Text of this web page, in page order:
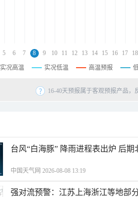
5 6 7 8 9 10 11 12 13 14 15 16 17 18
实况高温 实况低温 高温预报
16-40天预报属于客观预报产品
台风“白海豚” 降雨进程表出炉 后
中国天气网 2026-08-08 13:19
强对流预警：江苏上海浙江等地部